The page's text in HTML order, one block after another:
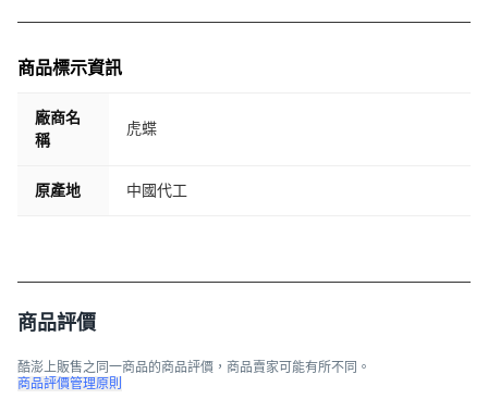
商品標示資訊
廠商名
稱
虎蝶
原產地 中國代工
商品評價
酷澎上販售之同一商品的商品評價，商品賣家可能有所不同。
商品評價管理原則